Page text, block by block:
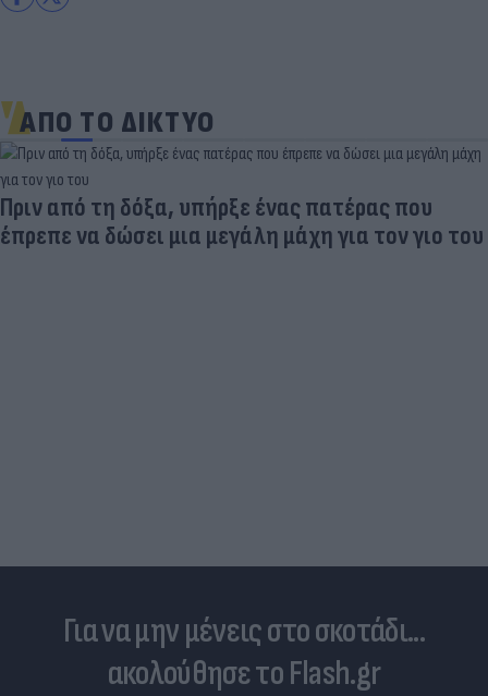
ΑΠΟ ΤΟ ΔΙΚΤΥΟ
Πριν από τη δόξα, υπήρξε ένας πατέρας που
έπρεπε να δώσει μια μεγάλη μάχη για τον γιο του
Για να μην μένεις στο σκοτάδι...
ακολούθησε το Flash.gr